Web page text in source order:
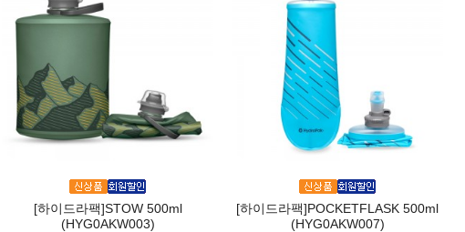
[하이드라팩]STOW 500ml
(HYG0AKW003)
[하이드라팩]POCKETFLASK 500ml
(HYG0AKW007)